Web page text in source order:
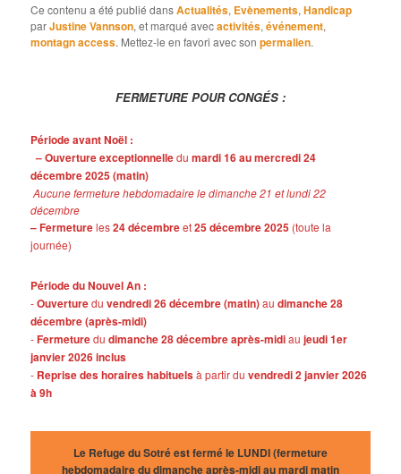
Ce contenu a été publié dansActualités, Evènements,Handicap
parJustine Vannson, et marqué avecactivités,événement,
montagn access. Mettez-le en favori avec sonpermalien.
FERMETURE POUR CONGÉS :
Période avant Noël :
– Ouverture exceptionnelledumardi 16 au mercredi 24
décembre 2025 (matin)
Aucune fermeture hebdomadaire le dimanche 21 et lundi 22
décembre
– Fermetureles24 décembreet25 décembre 2025 (toute la
journée)
Période du Nouvel An :
-Ouvertureduvendredi 26 décembre (matin)audimanche 28
décembre (après-midi)
-Fermeturedudimanche 28 décembre après-midiaujeudi 1er
janvier 2026 inclus
- Reprise des horaires habituelsà partir duvendredi 2 janvier 2026
à 9h
Le Refuge du Sotré est fermé le LUNDI (fermeture
hebdomadaire du dimanche après-midi au mardi matin